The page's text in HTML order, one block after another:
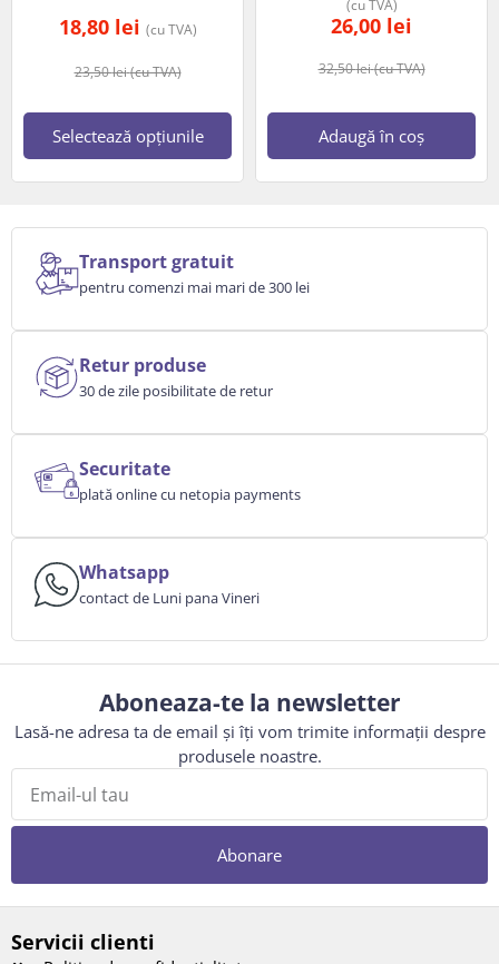
23,50lei(cu TVA)
18,80 lei (cu TVA)
Selectează opțiunile
32,50lei(cu TVA)
26,00 lei
(cu TVA)
Adaugă în coș
Transport gratuit
pentru comenzi mai mari de 300 lei
Retur produse
30 de zile posibilitate de retur
Securitate
plată online cu netopia payments
Whatsapp
contact de Luni pana Vineri
Aboneaza-te la newsletter
Lasă-ne adresa ta de email și îți vom trimite informații despre
produsele noastre.
Abonare
Servicii clienti